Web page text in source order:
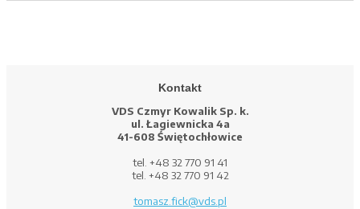
Kontakt
VDS Czmyr Kowalik Sp. k.
ul. Łagiewnicka 4a
41-608 Świętochłowice
tel. +48 32 770 91 41
tel. +48 32 770 91 42
tomasz.fick@vds.pl